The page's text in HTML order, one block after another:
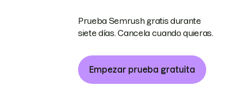
Prueba Semrush gratis durante
siete días. Cancela cuando quieras.
Empezar prueba gratuita